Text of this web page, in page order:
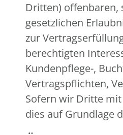
Dritten) offenbaren,
gesetzlichen
zur
berechtigten
Kundenpflege-,
Vertragspflichten,
Sofern wir Dritte mit
dies auf Grundlage